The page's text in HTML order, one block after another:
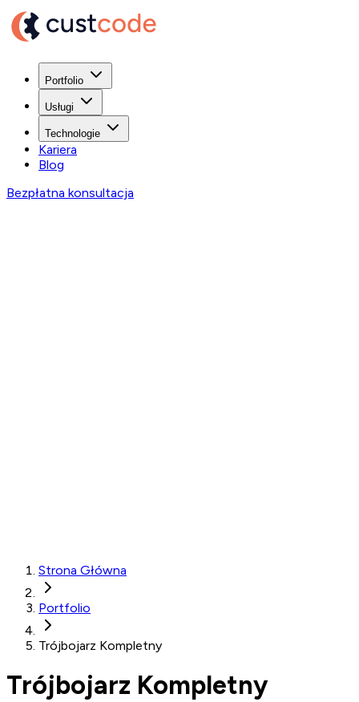
Portfolio
Usługi
Technologie
Kariera
Blog
Bezpłatna konsultacja
Strona Główna
Portfolio
Trójbojarz Kompletny
Trójbojarz Kompletny